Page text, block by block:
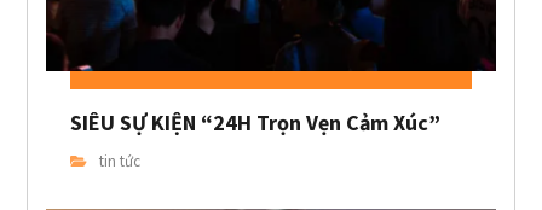
SIÊU SỰ KIỆN “24H Trọn Vẹn Cảm Xúc”
tin tức